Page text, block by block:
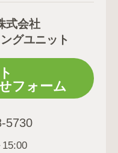
式会社
グユニット
フォーム
5730